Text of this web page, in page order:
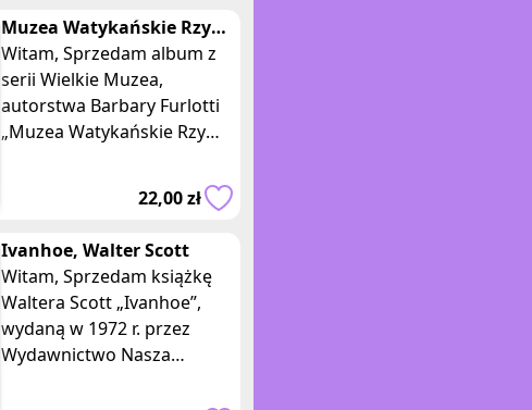
Muzea Watykańskie Rzym
– cykl Wielkie muzea
Barbara Furlotti
Witam, Sprzedam album z
serii Wielkie Muzea,
autorstwa Barbary Furlotti
„Muzea Watykańskie Rzym”,
Rzeczpospolita. Ksią
22,00 zł
Ivanhoe, Walter Scott
Witam, Sprzedam książkę
Waltera Scott „Ivanhoe”,
wydaną w 1972 r. przez
Wydawnictwo Nasza